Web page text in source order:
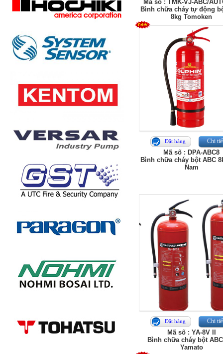
Mã số : TMK-VJ-ABC/
Bình chữa cháy tự động
8kg Tomoken
Đặt hàng Chi
Mã số : DPA-ABC8
Bình chữa cháy bột ABC
Nam
Đặt hàng Chi
Mã số : YA-8V II
Bình chữa cháy bột
Yamato